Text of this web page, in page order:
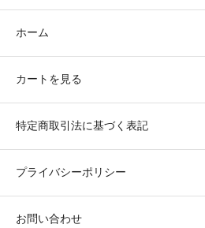
ホーム
カートを見る
特定商取引法に基づく表記
プライバシーポリシー
お問い合わせ